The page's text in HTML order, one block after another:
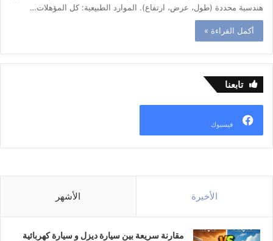
هندسية محددة (طول، عرض، ارتفاع). الموارد الطبيعية: كل المؤهلات…
أكمل القراءة »
تابعنا
فيسبوك
الأخيرة الأشهر
مقارنة سريعة بين سيارة ديزل و سيارة كهربائية